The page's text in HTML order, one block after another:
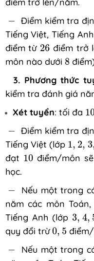
− Điểm kiểm tra
Tiếng Việt, Tiếng
điểm từ 26
26 điểm trở
môn nào dưới 8
8
3. Phương thức
kiểm tra đánh giá
Xét tuyển: tối đa
− Điểm kiểm tra
Tiếng Việt (lớp 1, 2, 3
1 2,3 ,4
đạt 10
10điểm/môn
học.
−
Nếu một trong
năm các môn
Tiếng Anh (lớp 3, 4,
3 4, 5
quy đổi trừ0, 5
0 5
−
Nếu một trong